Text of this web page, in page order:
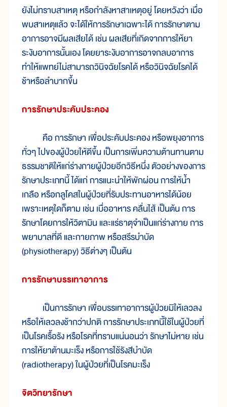
ยังไม่ทราบสาเหตุ หรือกำลังหาสาเหตุอยู่ โดยหวังว่า เมื่อ
พบสาเหตุแล้ว จะได้ให้การรักษาเฉพาะได้ การรักษาตาม
อาการอาจมีผลเสียได้ เช่น ผลเสียที่เกิดจากการให้ยา
ระงับอาการนั้นเอง โดยยาระงับอาการอาจกลบอาการ
ทำให้แพทย์ไม่สามารถวินิจฉัยโรคได้ หรือวินิจฉัยโรคได้
ช้าหรือลำบากขึ้น
การรักษาประคับประคอง
คือ การรักษา เพื่อประคับประคอง หรือพยุงอาการ
ทั่วๆ ไปของผู้ป่วยให้ดีขึ้น เป็นการเพิ่มความต้านทานตาม
ธรรมชาติให้แก่ร่างกายผู้ป่วยอีกวิธีหนึ่ง ตัวอย่างของการ
รักษาประเภทนี้ ได้แก่ การแนะนำให้พักผ่อน การให้น้ำ
เกลือ หรือกลูโคสในผู้ป่วยที่รับประทานอาหารได้น้อย
เพราะเหตุใดก็ตาม เช่น เบื่ออาหาร คลื่นไส้ เป็นต้น การ
รักษาโดยการให้วิตามิน และแร่ธาตุจำเป็นแก่ร่างกาย การ
พยาบาลที่ดี และกายภาพ หรือสรีรบำบัด
(physiotherapy) วิธีต่างๆ เป็นต้น
การรักษาบรรเทาอาการ
เป็นการรักษา เพื่อบรรเทาอาการผู้ป่วยมิให้เลวลง
หรือให้เลวลงช้ากว่าปกติ การรักษาประเภทนี้ใช้ในผู้ป่วยที่
เป็นโรคเรื้อรัง หรือโรคที่ทราบแน่นอนว่า รักษาไม่หาย เช่น
การให้ยาต้านมะเร็ง หรือการใช้รังสีบำบัด
(radiotherapy) ในผู้ป่วยที่เป็นโรคมะเร็ง
จิตวิทยารักษา